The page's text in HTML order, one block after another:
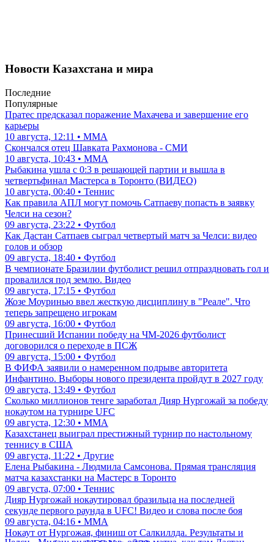
Новости Казахстана и мира
Последние
Популярные
Пратес предсказал поражение Махачева и завершение его
карьеры
10 августа, 12:11 • ММА
Скончался отец Шавката Рахмонова - СМИ
10 августа, 10:43 • ММА
Рыбакина ушла с 0:3 в решающей партии и вышла в
четвертьфинал Мастерса в Торонто (ВИДЕО)
10 августа, 00:40 • Теннис
Как правила АПЛ могут помочь Сатпаеву попасть в заявку
Челси на сезон?
09 августа, 23:22 • Футбол
Как Дастан Сатпаев сыграл четвертый матч за Челси: видео
голов и обзор
09 августа, 18:40 • Футбол
В чемпионате Бразилии футболист решил отпраздновать гол и
провалился под землю. Видео
09 августа, 17:15 • Футбол
Жозе Моуринью ввел жесткую дисциплину в "Реале". Что
теперь запрещено игрокам
09 августа, 16:00 • Футбол
Принесший Испании победу на ЧМ-2026 футболист
договорился о переходе в ПСЖ
09 августа, 15:00 • Футбол
В ФИФА заявили о намеренном подрыве авторитета
Инфантино. Выборы нового президента пройдут в 2027 году
09 августа, 13:49 • Футбол
Сколько миллионов тенге заработал Дияр Нургожай за победу
нокаутом на турнире UFC
09 августа, 12:30 • ММА
Казахстанец выиграл престижный турнир по настольному
теннису в США
09 августа, 11:22 • Другие
Елена Рыбакина - Людмила Самсонова. Прямая трансляция
матча казахстанки на Мастерс в Торонто
09 августа, 07:00 • Теннис
Дияр Нургожай нокаутировал бразильца на последней
секунде первого раунда в UFC! Видео и слова после боя
09 августа, 04:16 • ММА
Нокаут от Нургожая, финиш от Салкиллда. Результаты и